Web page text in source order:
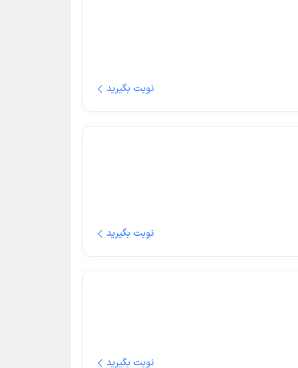
نوبت بگیرید
نوبت بگیرید
نوبت بگیرید